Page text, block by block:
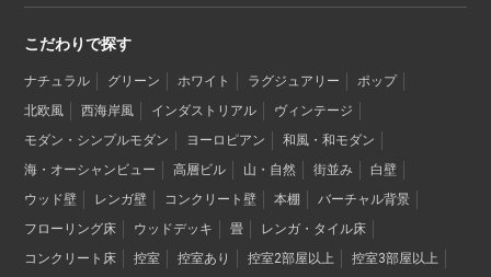
こだわりで探す
ナチュラル グリーン ホワイト ラグジュアリー
ポップ
北欧風
西海岸風 インダストリアル
ヴィンテージ
モダン・シンプルモダン
ヨーロピアン
和風・和モダン
海・オーシャンビュー
高層ビル 山・自然 街並み
白壁
ウッド壁
レンガ壁 コンクリート壁 本棚
バーチャル背景
フローリング床
ウッドデッキ 畳
レンガ・タイル床
コンクリート床
控室 控室あり 控室2部屋以上
控室3部屋以上